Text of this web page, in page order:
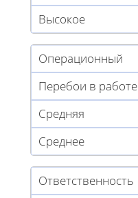
Высокое
Операционный
Перебои в работе
Средняя
Среднее
Ответственность